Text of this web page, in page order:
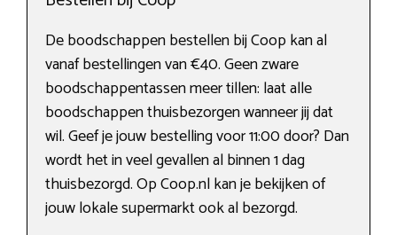
De boodschappen bestellen bij Coop kan al
vanaf bestellingen van €40. Geen zware
boodschappentassen meer tillen: laat alle
boodschappen thuisbezorgen wanneer jij dat
wil. Geef je jouw bestelling voor 11:00 door? Dan
wordt het in veel gevallen al binnen 1 dag
thuisbezorgd. Op Coop.nl kan je bekijken of
jouw lokale supermarkt ook al bezorgd.